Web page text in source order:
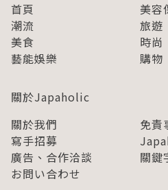
首頁
美容
潮流
旅遊
美食
時尚
藝能娛樂
購物
關於Japaholic
關於我們
免責
寫手招募
廣告、合作洽談
關鍵
お問い合わせ